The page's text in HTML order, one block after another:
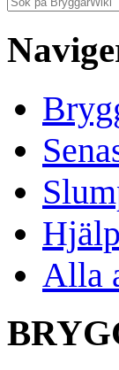
Hjälp
Alla